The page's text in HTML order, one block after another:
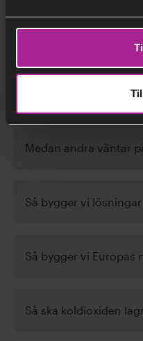
Så bygger vi Europas
Så ska koldioxiden